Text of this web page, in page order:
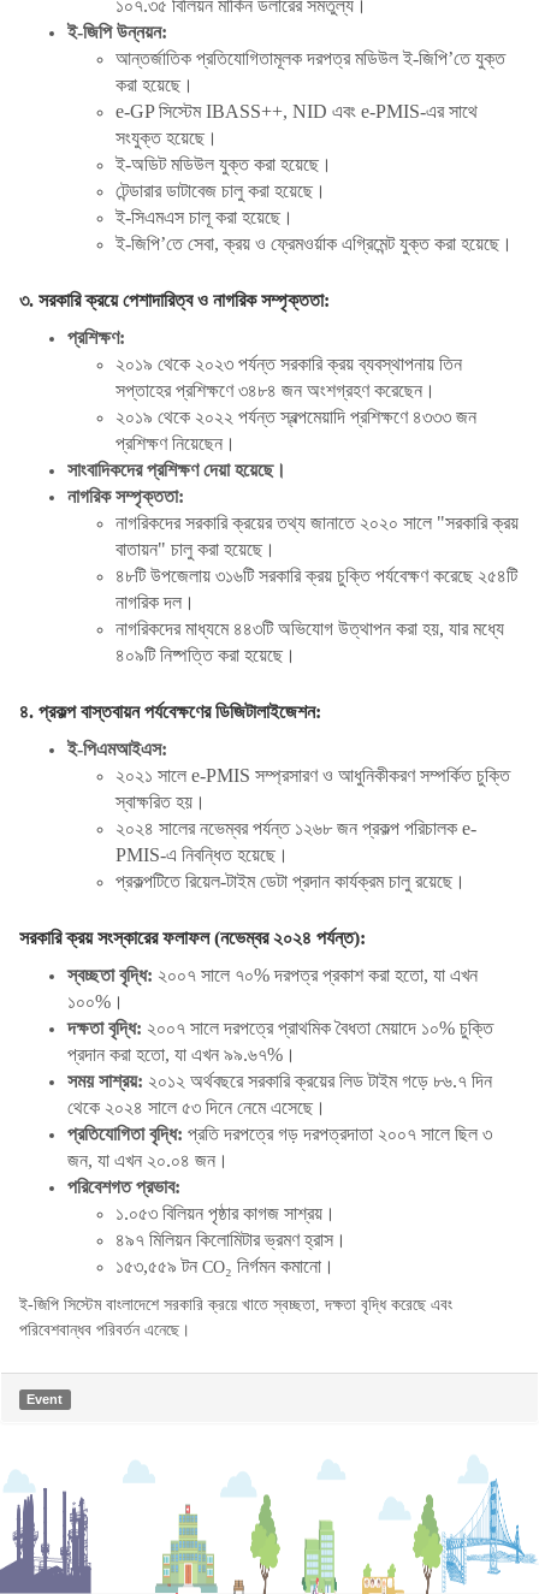
১০৭.৩৫ বিলিয়ন মার্কিন ডলারের সমতুল্য।
ই-জিপি উন্নয়ন:
আন্তর্জাতিক প্রতিযোগিতামূলক দরপত্র মডিউল ই-জিপি’তে যুক্ত
করা হয়েছে।
e-GP সিস্টেম IBASS++, NID এবং e-PMIS-এর সাথে
সংযুক্ত হয়েছে।
ই-অডিট মডিউল ‍যুক্ত করা হয়েছে।
টেন্ডারার ডাটাবেজ চালু করা হয়েছে।
ই-সিএমএস চালূ করা হয়েছে।
ই-জিপি’তে সেবা, ক্রয় ও ফ্রেমওর্য়াক এগ্রিমেন্ট যুক্ত করা হয়েছে।
৩. সরকারি ক্রয়ে পেশাদারিত্ব ও নাগরিক সম্পৃক্ততা:
প্রশিক্ষণ:
২০১৯ থেকে ২০২৩ পর্যন্ত সরকারি ক্রয় ব্যবস্থাপনায় তিন
সপ্তাহের প্রশিক্ষণে ৩৪৮৪ জন অংশগ্রহণ করেছেন।
২০১৯ থেকে ২০২২ পর্যন্ত স্বল্পমেয়াদি প্রশিক্ষণে ৪৩৩৩ জন
প্রশিক্ষণ নিয়েছেন।
সাংবাদিকদের প্রশিক্ষণ দেয়া হয়েছে।
নাগরিক সম্পৃক্ততা:
নাগরিকদের সরকারি ক্রয়ের তথ্য জানাতে ২০২০ সালে "সরকারি ক্রয়
বাতায়ন" চালু করা হয়েছে।
৪৮টি উপজেলায় ৩১৬টি সরকারি ক্রয় চুক্তি পর্যবেক্ষণ করেছে ২৫৪টি
নাগরিক দল।
নাগরিকদের মাধ্যমে ৪৪৩টি অভিযোগ উত্থাপন করা হয়, যার মধ্যে
৪০৯টি নিষ্পত্তি করা হয়েছে।
৪. প্রকল্প বাস্তবায়ন পর্যবেক্ষণের ডিজিটালাইজেশন:
ই-পিএমআইএস:
২০২১ সালে e-PMIS সম্প্রসারণ ও আধুনিকীকরণ সম্পর্কিত চুক্তি
স্বাক্ষরিত হয়।
২০২৪ সালের নভেম্বর পর্যন্ত ১২৬৮ জন প্রকল্প পরিচালক e-
PMIS-এ নিবন্ধিত হয়েছে।
প্রকল্পটিতে রিয়েল-টাইম ডেটা প্রদান কার্যক্রম চালু রয়েছে।
সরকারি ক্রয় সংস্কারের ফলাফল (নভেম্বর ২০২৪ পর্যন্ত):
স্বচ্ছতা বৃদ্ধি: ২০০৭ সালে ৭০% দরপত্র প্রকাশ করা হতো, যা এখন
১০০%।
দক্ষতা বৃদ্ধি: ২০০৭ সালে দরপত্রে প্রাথমিক বৈধতা মেয়াদে ১০% চুক্তি
প্রদান করা হতো, যা এখন ৯৯.৬৭%।
সময় সাশ্রয়: ২০১২ অর্থবছরে সরকারি ক্রয়ের লিড টাইম গড়ে ৮৬.৭ দিন
থেকে ২০২৪ সালে ৫৩ দিনে নেমে এসেছে।
প্রতিযোগিতা বৃদ্ধি: প্রতি দরপত্রে গড় দরপত্রদাতা ২০০৭ সালে ছিল ৩
জন, যা এখন ২০.০৪ জন।
পরিবেশগত প্রভাব:
১.০৫৩ বিলিয়ন পৃষ্ঠার কাগজ সাশ্রয়।
৪৯৭ মিলিয়ন কিলোমিটার ভ্রমণ হ্রাস।
১৫৩,৫৫৯ টন CO₂ নির্গমন কমানো।
ই-জিপি সিস্টেম বাংলাদেশে সরকারি ক্রয়ে খাতে স্বচ্ছতা, দক্ষতা বৃদ্ধি করেছে এবং
পরিবেশবান্ধব পরিবর্তন এনেছে।
Event